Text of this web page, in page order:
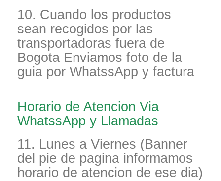
10. Cuando los productos
sean recogidos por las
transportadoras fuera de
Bogota Enviamos foto de la
guia por WhatssApp y factura
Horario de Atencion Via
WhatssApp y Llamadas
11. Lunes a Viernes (Banner
del pie de pagina informamos
horario de atencion de ese dia)